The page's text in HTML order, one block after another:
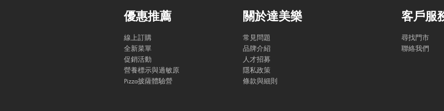
優惠推薦
線上訂購
全新菜單
促銷活動
營養標示與過敏原
Pizza披薩體驗營
關於達美樂
常見問題
品牌介紹
人才招募
隱私政策
條款與細則
客戶服
尋找門市
聯絡我們